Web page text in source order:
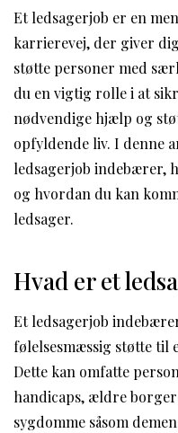
Et ledsagerjob er en
karrierevej, der giver
støtte personer med
du en vigtig rolle i at
nødvendige hjælp og
opfyldende liv. I denne
ledsagerjob indebærer,
og hvordan du kan
ledsager.
Hvad er et
Et ledsagerjob
følelsesmæssig støtte til
Dette kan omfatte
handicaps, ældre
sygdomme såsom